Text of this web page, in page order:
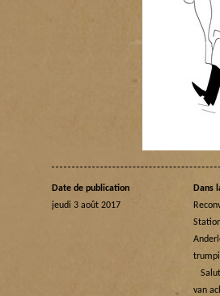
Date de publication
jeudi 3 août 2017
Dans
van